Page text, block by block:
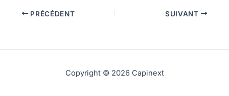
PRÉCÉDENT SUIVANT
Copyright © 2026 Capinext